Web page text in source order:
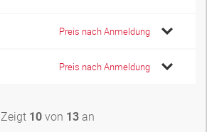
Preis nach Anmeldung
Preis nach Anmeldung
Zeigt 10 von 13 an